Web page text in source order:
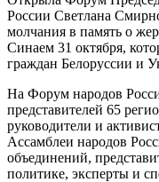
России Светлана
молчания в память о
Синаем 31 октября,
граждан Белоруссии и
На Форум народов
представителей 65
руководители и
Ассамблеи народов
объединений,
политике, эксперты и